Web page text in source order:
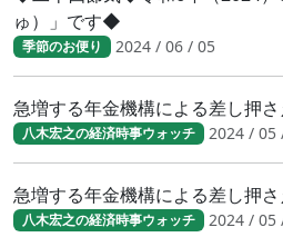
ゅ）」です◆
季節のお便り 2024 / 06 / 05
急増する年金機構による差し押さ
八木宏之の経済時事ウォッチ 2024 / 05
急増する年金機構による差し押さ
八木宏之の経済時事ウォッチ 2024 / 05